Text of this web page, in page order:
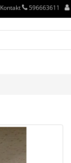
Kontakt 596663611